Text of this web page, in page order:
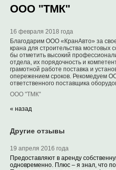
ООО "ТМК"
16 февраля 2018 года
Благодарим ООО «КранАвто» за
крана для строительства мостовых
бы отметить высокий
отдела, их порядочность и
грамотной работе поставка и
опережением сроков. Рекомедуем
ответственного поставщика
ООО "ТМК"
« назад
Другие отзывы
19 апреля 2016 года
Предоставляют в аренду
одновременно. Плюс – я знал, что